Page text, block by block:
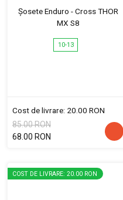
Șosete Enduro - Cross THOR
MX S8
10-13
Cost de livrare: 20.00 RON
85.00 RON
68.00 RON
COST DE LIVRARE: 20.00 RON